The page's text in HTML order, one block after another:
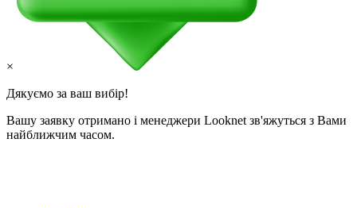
×
Дякуємо за ваш вибір!
Вашу заявку отримано і менеджери Looknet зв'яжуться з Вами
найближчим часом.